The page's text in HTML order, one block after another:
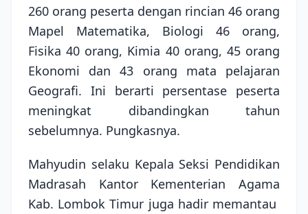
260 orang peserta dengan rincian 46 orang
Mapel Matematika, Biologi 46 orang,
Fisika 40 orang, Kimia 40 orang, 45 orang
Ekonomi dan 43 orang mata pelajaran
Geografi. Ini berarti persentase peserta
meningkat dibandingkan tahun
sebelumnya. Pungkasnya.
Mahyudin selaku Kepala Seksi Pendidikan
Madrasah Kantor Kementerian Agama
Kab. Lombok Timur juga hadir memantau